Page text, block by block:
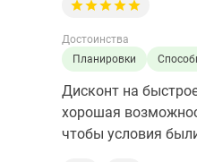
Достоинства
Планировки
Дисконт на
хорошая
чтобы условия